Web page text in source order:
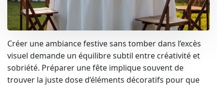
Créer une ambiance festive sans tomber dans l’excès
visuel demande un équilibre subtil entre créativité et
sobriété. Préparer une fête implique souvent de
trouver la juste dose d’éléments décoratifs pour que